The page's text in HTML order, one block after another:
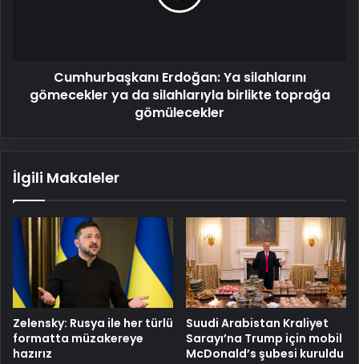
gömülecekler
Cumhurbaşkanı Erdoğan: Ya silahlarını
gömecekler ya da silahlarıyla birlikte toprağa
gömülecekler
İlgili Makaleler
Zelensky: Rusya ile her türlü
formatta müzakereye
hazırız
Suudi Arabistan Kraliyet
Sarayı’na Trump için mobil
McDonald’s şubesi kuruldu